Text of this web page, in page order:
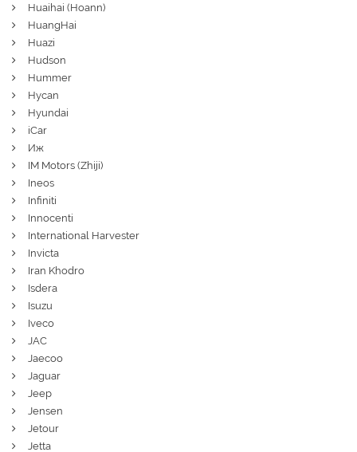
Huaihai (Hoann)
HuangHai
Huazi
Hudson
Hummer
Hycan
Hyundai
iCar
Иж
IM Motors (Zhiji)
Ineos
Infiniti
Innocenti
International Harvester
Invicta
Iran Khodro
Isdera
Isuzu
Iveco
JAC
Jaecoo
Jaguar
Jeep
Jensen
Jetour
Jetta